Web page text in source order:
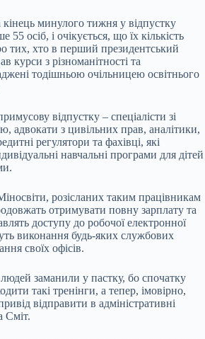
минулого тижня у відпустку
осіб, і очікується, що їх кількість
тих, хто в перший президентський
курси з різноманітності та
тодішньою очільницею освітнього
відпустку – спеціалісти зі
адвокати з цивільних прав, аналітики,
регулятори та фахівці, які
навчальні програми для дітей
розісланих таким працівникам
отримувати повну зарплату та
доступу до робочої електронної
виконання будь-яких службових
своїх офісів.
заманили у ​​пастку, бо спочатку
такі тренінги, а тепер, імовірно,
відправити в адміністративні
Сміт.